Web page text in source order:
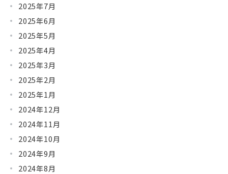
2025年7月
2025年6月
2025年5月
2025年4月
2025年3月
2025年2月
2025年1月
2024年12月
2024年11月
2024年10月
2024年9月
2024年8月